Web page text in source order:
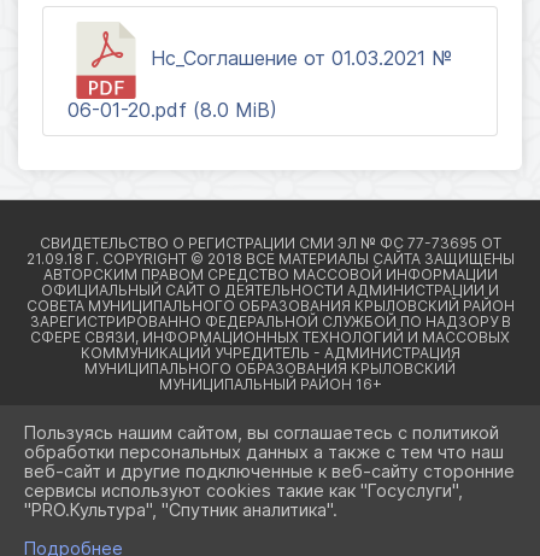
Нс_Соглашение от 01.03.2021 №
06-01-20.pdf (8.0 MiB)
2026 Г. КРЫЛОВСКИЙРАЙОН23.РФ
ВХОД
КАРТА САЙТА
ПОЛИТИКА ОБРАБОТКИ ПЕРСОНАЛЬНЫХ ДАННЫХ
Пользуясь нашим сайтом, вы соглашаетесь с политикой
обработки персональных данных а также с тем что наш
веб-сайт и другие подключенные к веб-сайту сторонние
сервисы используют cookies такие как "Госуслуги",
"PRO.Культура", "Спутник аналитика".
Подробнее